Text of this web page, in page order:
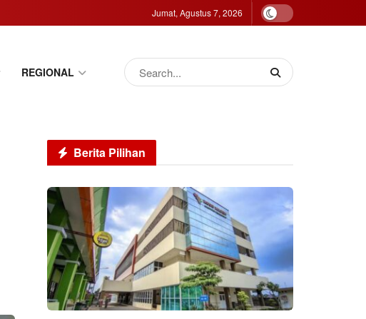
Jumat, Agustus 7, 2026
REGIONAL
Berita Pilihan